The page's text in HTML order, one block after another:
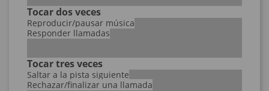
Tocar dos veces
Reproducir/pausar música
Responder llamadas
Tocar tres veces
Saltar a la pista siguiente
Rechazar/finalizar una llamada